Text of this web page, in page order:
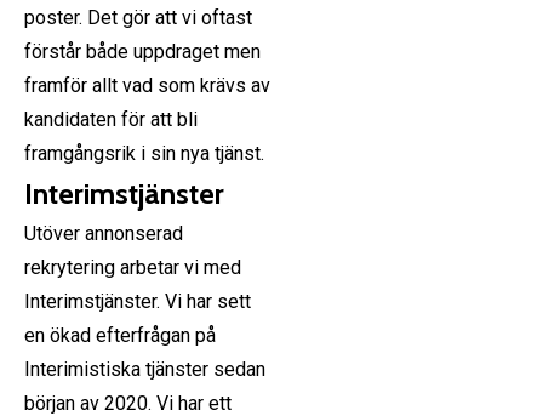
poster. Det gör att vi oftast
förstår både uppdraget men
framför allt vad som krävs av
kandidaten för att bli
framgångsrik i sin nya tjänst.
Interimstjänster
Utöver annonserad
rekrytering arbetar vi med
Interimstjänster. Vi har sett
en ökad efterfrågan på
Interimistiska tjänster sedan
början av 2020. Vi har ett